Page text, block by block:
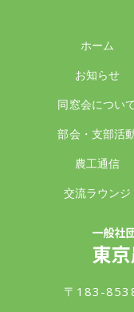
ホーム
お知らせ
同窓会について
部会・支部活
農工通信
交流ラウンジ
〒183-